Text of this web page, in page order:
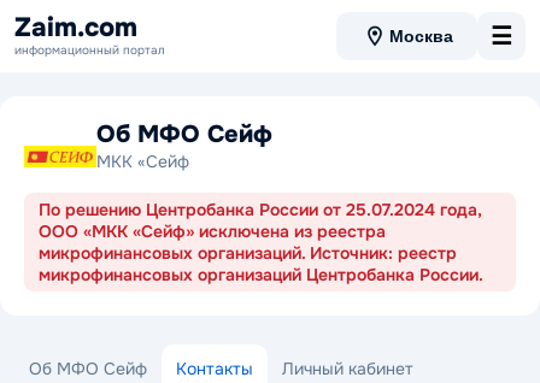
Zaim.com
информационный портал
Москва ☰
Об МФО Сейф
МКК «Сейф
По решению Центробанка России от 25.07.2024 года,
ООО «МКК «Сейф» исключена из реестра
микрофинансовых организаций. Источник: реестр
микрофинансовых организаций Центробанка России.
Об МФО Сейф Контакты Личный кабинет